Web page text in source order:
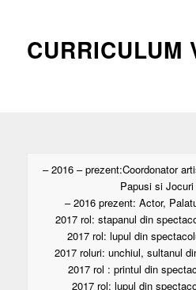
CURRICULUM
– 2016 – prezent:Coordonator
Papusi si Jocuri
– 2016 prezent: Actor,
2017 rol: stapanul din
2017 rol: lupul din
2017 roluri: unchiul, sultanul
2017 rol : printul din
2017 rol: lupul din